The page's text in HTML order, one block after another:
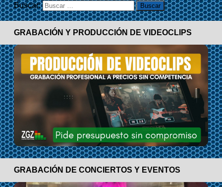
Buscar:
GRABACIÓN Y PRODUCCIÓN DE VIDEOCLIPS
GRABACIÓN DE CONCIERTOS Y EVENTOS